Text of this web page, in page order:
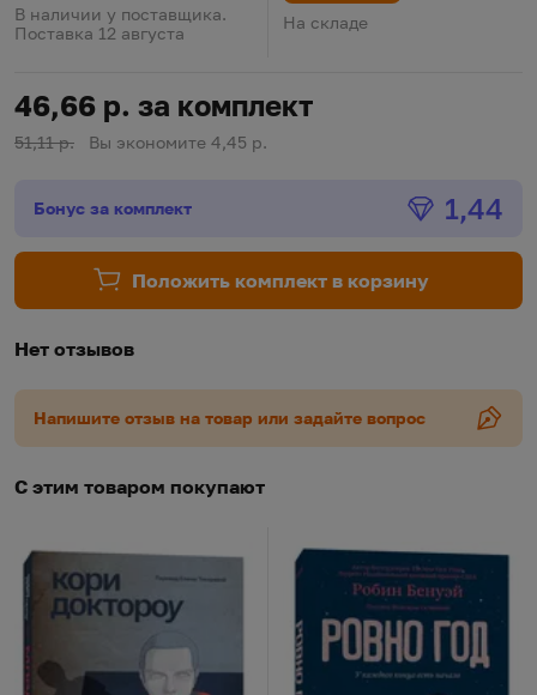
В наличии у поставщика.
Поставка 12 августа
На складе
46,66 р. за комплект
51,11 р. Вы экономите 4,45 р.
Бонус за комплект Бонус
1,44
Положить комплект в корзину
Нет отзывов
Напишите отзыв на товар или задайте вопрос
С этим товаром покупают